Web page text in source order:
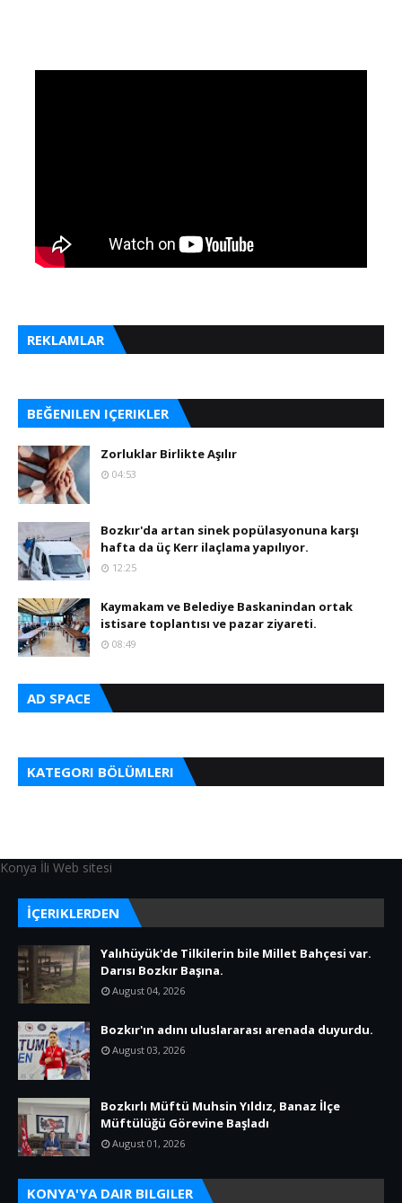
REKLAMLAR
BEĞENILEN IÇERIKLER
Zorluklar Birlikte Aşılır
04:53
Bozkır'da artan sinek popülasyonuna karşı
hafta da üç Kerr ilaçlama yapılıyor.
12:25
Kaymakam ve Belediye Baskanindan ortak
istisare toplantısı ve pazar ziyareti.
08:49
AD SPACE
KATEGORI BÖLÜMLERI
Konya İli Web sitesi
İÇERIKLERDEN
Yalıhüyük'de Tilkilerin bile Millet Bahçesi var.
Darısı Bozkır Başına.
August 04, 2026
Bozkır'ın adını uluslararası arenada duyurdu.
August 03, 2026
Bozkırlı Müftü Muhsin Yıldız, Banaz İlçe
Müftülüğü Görevine Başladı
August 01, 2026
KONYA'YA DAIR BILGILER